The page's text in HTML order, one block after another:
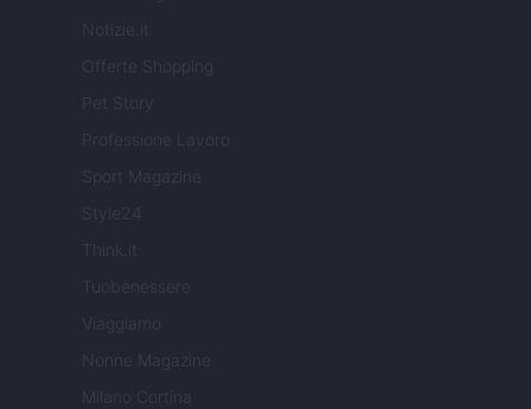
Notizie.it
Offerte Shopping
Pet Story
Professione Lavoro
Sport Magazine
Style24
Think.it
Tuobenessere
Viaggiamo
Nonne Magazine
Milano Cortina